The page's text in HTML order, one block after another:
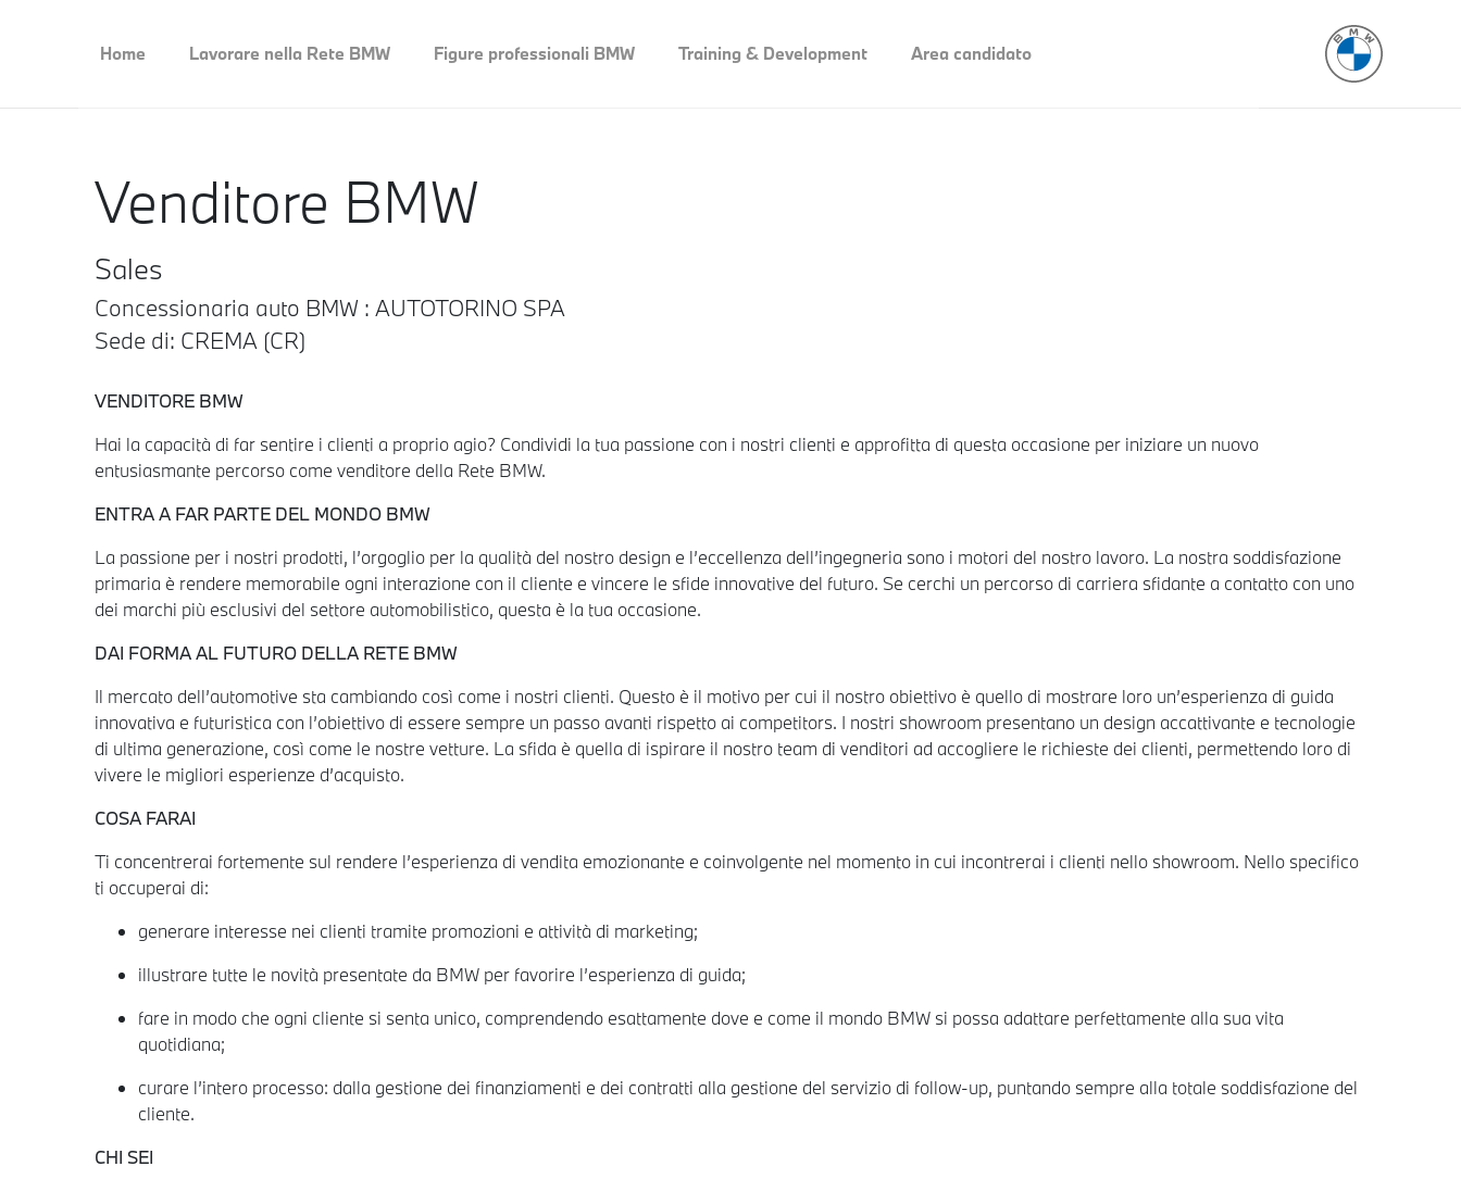
Home Lavorare nella Rete BMW Figure professionali BMW Training & Development Area candidato
Venditore BMW
Sales
Concessionaria auto BMW : AUTOTORINO SPA
Sede di: CREMA (CR)
VENDITORE BMW
Hai la capacità di far sentire i clienti a proprio agio? Condividi la tua passione con i nostri clienti e approfitta di questa occasione per iniziare un nuovo
entusiasmante percorso come venditore della Rete BMW.
ENTRA A FAR PARTE DEL MONDO BMW
La passione per i nostri prodotti, l’orgoglio per la qualità del nostro design e l’eccellenza dell’ingegneria sono i motori del nostro lavoro. La nostra soddisfazione
primaria è rendere memorabile ogni interazione con il cliente e vincere le sfide innovative del futuro. Se cerchi un percorso di carriera sfidante a contatto con uno
dei marchi più esclusivi del settore automobilistico, questa è la tua occasione.
DAI FORMA AL FUTURO DELLA RETE BMW
Il mercato dell’automotive sta cambiando così come i nostri clienti. Questo è il motivo per cui il nostro obiettivo è quello di mostrare loro un’esperienza di guida
innovativa e futuristica con l’obiettivo di essere sempre un passo avanti rispetto ai competitors. I nostri showroom presentano un design accattivante e tecnologie
di ultima generazione, così come le nostre vetture. La sfida è quella di ispirare il nostro team di venditori ad accogliere le richieste dei clienti, permettendo loro di
vivere le migliori esperienze d’acquisto.
COSA FARAI
Ti concentrerai fortemente sul rendere l’esperienza di vendita emozionante e coinvolgente nel momento in cui incontrerai i clienti nello showroom. Nello specifico
ti occuperai di:
generare interesse nei clienti tramite promozioni e attività di marketing;
illustrare tutte le novità presentate da BMW per favorire l’esperienza di guida;
fare in modo che ogni cliente si senta unico, comprendendo esattamente dove e come il mondo BMW si possa adattare perfettamente alla sua vita
quotidiana;
curare l’intero processo: dalla gestione dei finanziamenti e dei contratti alla gestione del servizio di follow-up, puntando sempre alla totale soddisfazione del
cliente.
CHI SEI